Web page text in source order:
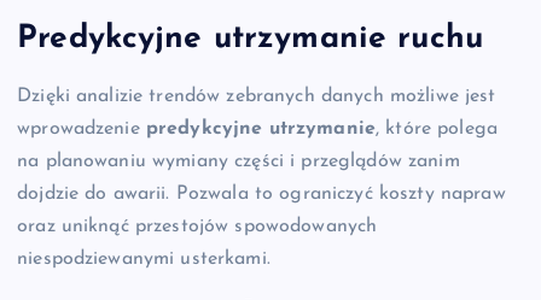
Predykcyjne utrzymanie ruchu
Dzięki analizie trendów zebranych danych możliwe jest
wprowadzenie predykcyjne utrzymanie, które polega
na planowaniu wymiany części i przeglądów zanim
dojdzie do awarii. Pozwala to ograniczyć koszty napraw
oraz uniknąć przestojów spowodowanych
niespodziewanymi usterkami.